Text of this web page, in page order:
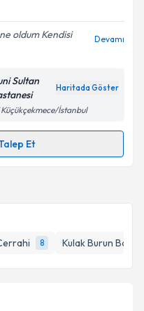
8 Kulak Burun
ilişkin
Aydınlatma
verilerimin belirtilen
ediyorum.
Gönder
oldum Kendisi
Devamı
Sultan
Haritada Göster
Küçükçekmece/İstanbul
Et
e-posta ile